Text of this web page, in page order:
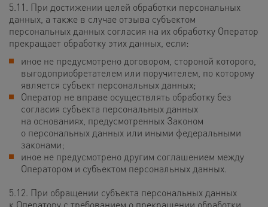
5.11. При достижении целей обработки персональных
данных, а также в случае отзыва субъектом
персональных данных согласия на их обработку Оператор
прекращает обработку этих данных, если:
иное не предусмотрено договором, стороной которого,
выгодоприобретателем или поручителем, по которому
является субъект персональных данных;
Оператор не вправе осуществлять обработку без
согласия субъекта персональных данных
на основаниях, предусмотренных Законом
о персональных данных или иными федеральными
законами;
иное не предусмотрено другим соглашением между
Оператором и субъектом персональных данных.
5.12. При обращении субъекта персональных данных
к Оператору с требованием о прекращении обработки